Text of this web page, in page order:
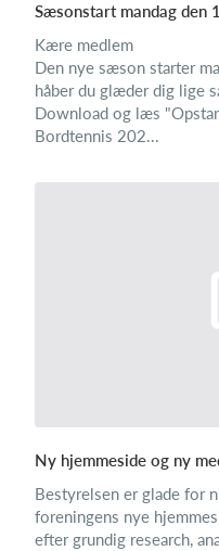
Sæsonstart mandag den
Kære medlem
Den nye sæson starter
håber du glæder dig lige
Download og læs
Bordtennis 202...
Ny hjemmeside og ny
Bestyrelsen er glade for
foreningens nye
efter grundig research,